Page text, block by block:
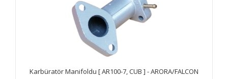
Karbüratör Manifoldu [ AR100-7, CUB ] - ARORA/FALCON